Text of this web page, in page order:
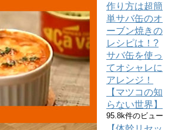
作り方は超簡
単サバ缶のオ
ーブン焼きの
レシピは！?
サバ缶を使っ
てオシャレに
アレンジ！
【マツコの知
らない世界】
95.8k件のビュー